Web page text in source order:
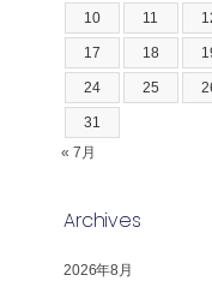
10 11
17 18
24 25
31
« 7月
Archives
2026年8月